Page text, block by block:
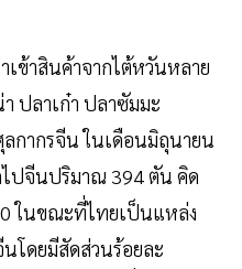
ข้าสินค้าจากไต้หวันหลาย
ปลาเก๋า ปลาซัมมะ
กากรจีน ในเดือนมิถุนายน
ไปจีนปริมาณ 394 ตัน คิด
ในขณะที่ไทยเป็นแหล่ง
โดยมีสัดส่วนร้อยละ